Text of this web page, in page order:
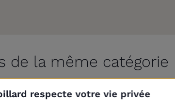
de la même catégorie
respecte votre vie privée